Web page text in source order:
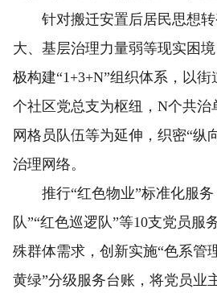
针对搬迁安置后居民思想转
大、基层治理力量弱等现实困
极构建“1+3+N”组织体系，以
个社区党总支为枢纽，N个共治
网格员队伍等为延伸，织密“纵
治理网络。
推行“红色物业”标准化服务
队”“红色巡逻队”等10支党员服
殊群体需求，创新实施“色系管
黄绿”分级服务台账，将党员业